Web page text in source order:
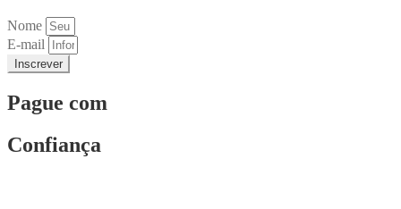
Nome
E-mail
Inscrever
Pague com
Confiança